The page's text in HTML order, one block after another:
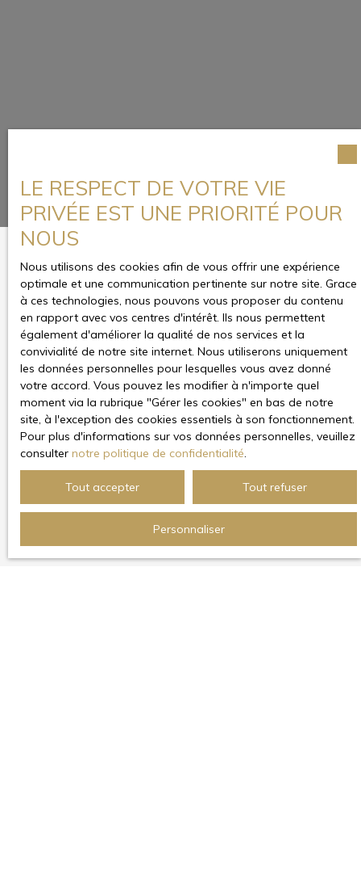
LE RESPECT DE VOTRE VIE
PRIVÉE EST UNE PRIORITÉ POUR
NOUS
Nous utilisons des cookies afin de vous offrir une expérience
optimale et une communication pertinente sur notre site. Grace
à ces technologies, nous pouvons vous proposer du contenu
en rapport avec vos centres d'intérêt. Ils nous permettent
également d'améliorer la qualité de nos services et la
convivialité de notre site internet. Nous utiliserons uniquement
les données personnelles pour lesquelles vous avez donné
votre accord. Vous pouvez les modifier à n'importe quel
moment via la rubrique ″Gérer les cookies″ en bas de notre
site, à l'exception des cookies essentiels à son fonctionnement.
Pour plus d'informations sur vos données personnelles, veuillez
consulter notre politique de confidentialité.
Tout accepter Tout refuser
Personnaliser